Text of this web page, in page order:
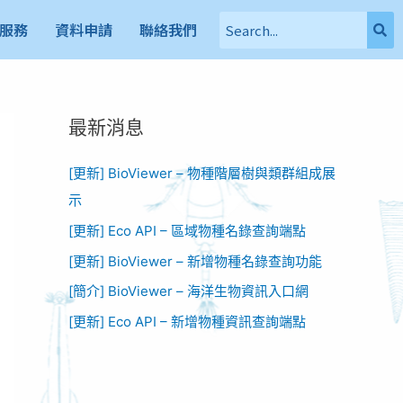
務 資料申請 聯絡我們
最新消息
[更新] BioViewer – 物種階層樹與類群組成展
示
[更新] Eco API – 區域物種名錄查詢端點
[更新] BioViewer – 新增物種名錄查詢功能​
[簡介] BioViewer – 海洋生物資訊入口網​
[更新] Eco API – 新增物種資訊查詢端點